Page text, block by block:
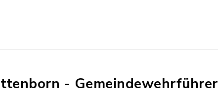
- Gemeindewehrführer